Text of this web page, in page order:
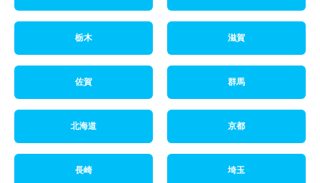
栃木 滋賀
佐賀 群馬
北海道 京都
長崎 埼玉